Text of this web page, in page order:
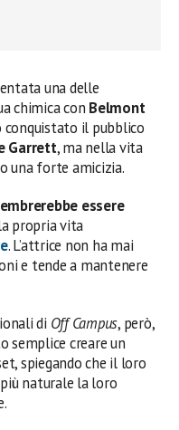
una delle
chimica con Belmont
conquistato il pubblico
Garrett, ma nella vita
una forte amicizia.
essere
propria vita
. L’attrice non ha mai
e tende a mantenere
di Off Campus, però,
semplice creare un
spiegando che il loro
naturale la loro